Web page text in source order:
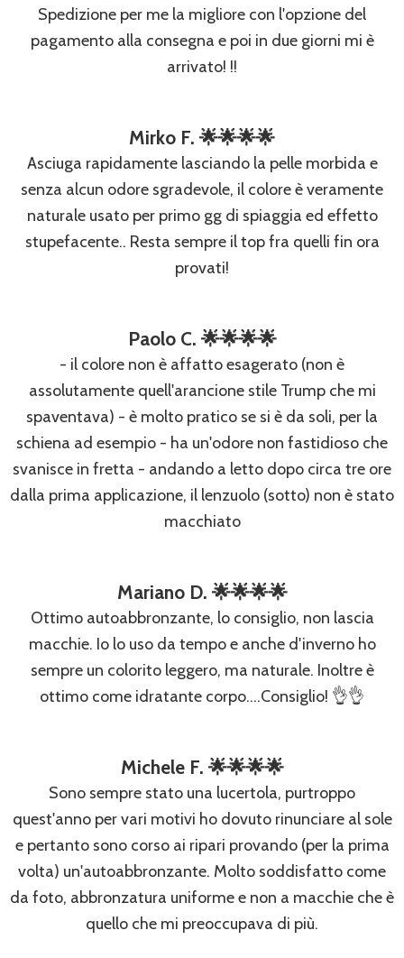
Spedizione per me la migliore con l'opzione del
pagamento alla consegna e poi in due giorni mi è
arrivato! !!
Mirko F. 🌟🌟🌟🌟
Asciuga rapidamente lasciando la pelle morbida e
senza alcun odore sgradevole, il colore è veramente
naturale usato per primo gg di spiaggia ed effetto
stupefacente.. Resta sempre il top fra quelli fin ora
provati!
Paolo C. 🌟🌟🌟🌟
- il colore non è affatto esagerato (non è
assolutamente quell'arancione stile Trump che mi
spaventava) - è molto pratico se si è da soli, per la
schiena ad esempio - ha un'odore non fastidioso che
svanisce in fretta - andando a letto dopo circa tre ore
dalla prima applicazione, il lenzuolo (sotto) non è stato
macchiato
Mariano D. 🌟🌟🌟🌟
Ottimo autoabbronzante, lo consiglio, non lascia
macchie. Io lo uso da tempo e anche d'inverno ho
sempre un colorito leggero, ma naturale. Inoltre è
ottimo come idratante corpo....Consiglio! 👌👌
Michele F. 🌟🌟🌟🌟
Sono sempre stato una lucertola, purtroppo
quest'anno per vari motivi ho dovuto rinunciare al sole
e pertanto sono corso ai ripari provando (per la prima
volta) un'autoabbronzante. Molto soddisfatto come
da foto, abbronzatura uniforme e non a macchie che è
quello che mi preoccupava di più.